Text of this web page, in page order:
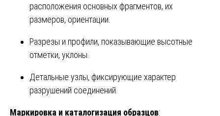
расположения основных фрагментов, их
размеров, ориентации.
Разрезы и профили, показывающие высотные
отметки, уклоны.
Детальные узлы, фиксирующие характер
разрушений соединений.
Маркировка и каталогизация образцов: